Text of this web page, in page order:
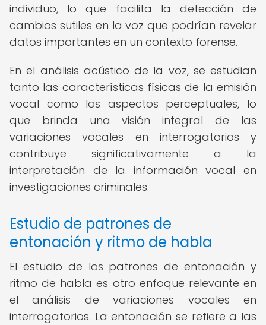
individuo, lo que facilita la detección de
cambios sutiles en la voz que podrían revelar
datos importantes en un contexto forense.
En el análisis acústico de la voz, se estudian
tanto las características físicas de la emisión
vocal como los aspectos perceptuales, lo
que brinda una visión integral de las
variaciones vocales en interrogatorios y
contribuye significativamente a la
interpretación de la información vocal en
investigaciones criminales.
Estudio de patrones de
entonación y ritmo de habla
El estudio de los patrones de entonación y
ritmo de habla es otro enfoque relevante en
el análisis de variaciones vocales en
interrogatorios. La entonación se refiere a las